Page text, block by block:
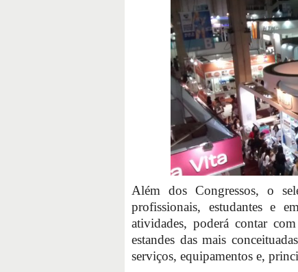
Além dos Congressos, o
profissionais, estudantes e
atividades, poderá contar
estandes das mais
serviços, equipamentos e,